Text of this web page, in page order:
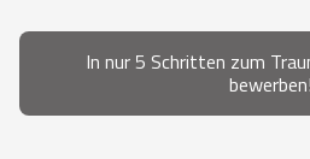
In nur 5 Schritten zum
bewerben!